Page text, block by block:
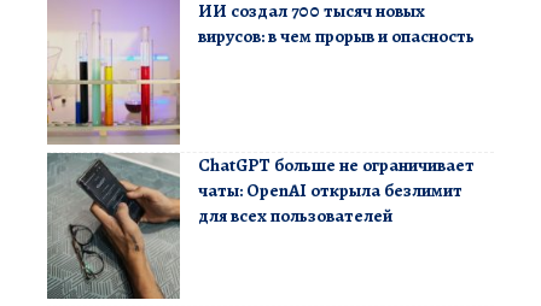
ИИ создал 700 тысяч новых
вирусов: в чем прорыв и опасность
ChatGPT больше не ограничивает
чаты: OpenAI открыла безлимит
для всех пользователей